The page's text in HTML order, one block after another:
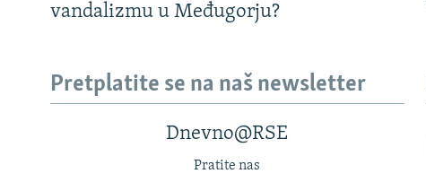
vandalizmu u Međugorju?
Pretplatite se na naš newsletter
Dnevno@RSE
Pratite nas